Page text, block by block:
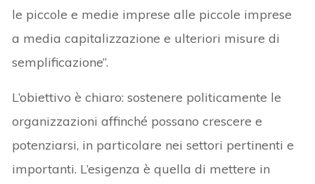
le piccole e medie imprese alle piccole imprese
a media capitalizzazione e ulteriori misure di
semplificazione”.
L’obiettivo è chiaro: sostenere politicamente le
organizzazioni affinché possano crescere e
potenziarsi, in particolare nei settori pertinenti e
importanti. L’esigenza è quella di mettere in